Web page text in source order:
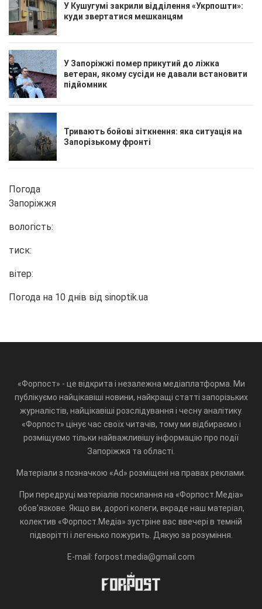
У Кушугумі закрили відділення «Укрпошти»:
куди звертатися мешканцям
У Запоріжжі помер прикутий до ліжка
ветеран, якому сусіди не давали встановити
підйомник
Тривають бойові зіткнення: яка ситуація на
Запорізькому фронті
Погода
Запоріжжя
вологість:
тиск:
вітер:
Погода на 10 днів від sinoptik.ua
«Форпост» - це відкрита і незалежна медіаплатформа. Ми
публікуємо найцікавіші новини, найкращі статті запорізьких
журналістів, найцікавіші розслідування і чесну аналітику.
«Форпост» цінує час своїх читачів, тому ми відбираємо і
розміщуємо тільки найважливішу інформацію про події
Запоріжжя та області.
Матеріали з позначкою «Ad» розміщені на правах реклами.
При передруці матеріалів посилання на «Форпост.Медіа»
обов'язкове. Якщо ви, дорогі колеги, вкраде наш матеріал,
колектив «Форпост.Медіа» зустріне вас ввечері в темній
підворітті і легенько пожурить. Дякую за розуміння.
E-mail: forpost.media@gmail.com